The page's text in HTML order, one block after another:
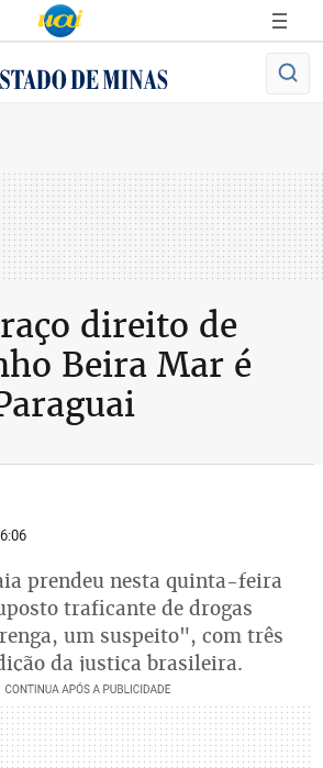
direito de
Beira Mar é
prendeu nesta quinta-feira
traficante de drogas
um suspeito", com três
da justiça brasileira.